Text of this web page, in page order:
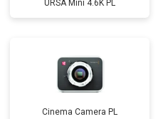
URSA Mini 4.6K PL
Cinema Camera PL